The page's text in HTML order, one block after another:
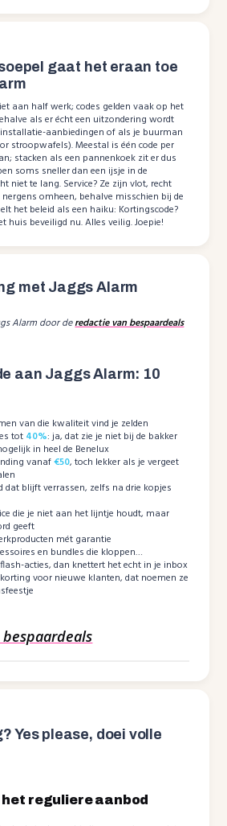
gaat het eraan toe
aan half werk; codes gelden vaak op het
als er écht een uitzondering wordt
aanbiedingen of als je buurman
stroopwafels). Meestal is één code per
stacken als een pannenkoek zit er dus
soms sneller dan een ijsje in de
niet te lang. Service? Ze zijn vlot, recht
omheen, behalve misschien bij de
het beleid als een haiku: Kortingscode?
huis beveiligd nu. Alles veilig. Joepie!
met Jaggs Alarm
Alarm door deredactie van bespaardeals
aan Jaggs Alarm: 10
van die kwaliteit vind je zelden
tot 40%: ja, dat zie je niet bij de bakker
in heel de Benelux
vanaf€50, toch lekker als je vergeet
dat blijft verrassen, zelfs na drie kopjes
die je niet aan het lijntje houdt, maar
geeft
mét garantie
en bundles die kloppen…
acties, dan knettert het echt in je inbox
voor nieuwe klanten, dat noemen ze
Yes please, doei volle
reguliere aanbod